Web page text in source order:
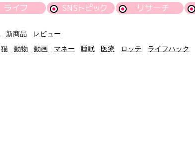
ライフ SNSトピック リサーチ
新商品
レビュー
猫 動物 動画 マネー 睡眠 医療 ロッテ ライフハック